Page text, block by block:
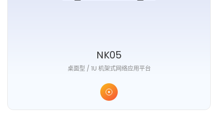
NK05
桌面型 / 1U 机架式网络应用平台